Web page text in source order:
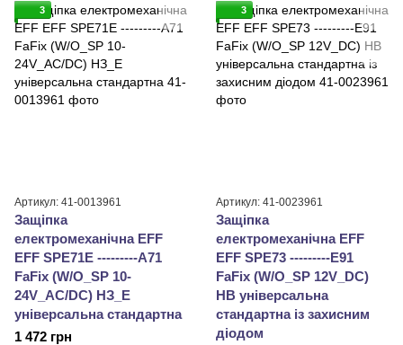
3
Артикул: 41-0013961
Защіпка
електромеханічна EFF
EFF SPE71E ---------A71
FaFix (W/O_SP 10-
24V_AC/DC) НЗ_Е
універсальна стандартна
1 472 грн
3
Артикул: 41-0023961
Защіпка
електромеханічна EFF
EFF SPE73 ---------E91
FaFix (W/O_SP 12V_DC)
НВ універсальна
стандартна із захисним
діодом